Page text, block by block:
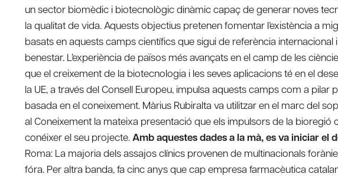
un sector biomèdic i biotecnològic dinàmic capaç de generar noves
la qualitat de vida. Aquests objectius pretenen fomentar l’existència a
basats en aquests camps científics que sigui de referència
benestar. L’experiència de països més avançats en el camp de les
que el creixement de la biotecnologia i les seves aplicacions té en el
la UE, a través del Consell Europeu, impulsa aquests camps com a pilar
basada en el coneixement. Màrius Rubiralta va utilitzar en el marc del
al Coneixement la mateixa presentació que els impulsors de la bioregió
conéixer el seu projecte.Amb aquestes dades a la mà, es va iniciar el
Roma: La majoria dels assajos clínics provenen de multinacionals
fóra. Per altra banda, fa cinc anys que cap empresa farmacèutica